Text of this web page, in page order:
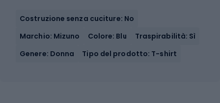
Costruzione senza cuciture: No
Marchio: Mizuno
Colore: Blu
Traspirabilità: Sì
Genere: Donna
Tipo del prodotto: T-shirt